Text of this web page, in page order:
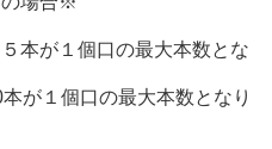
本が１個口の最大本数とな
が１個口の最大本数となり